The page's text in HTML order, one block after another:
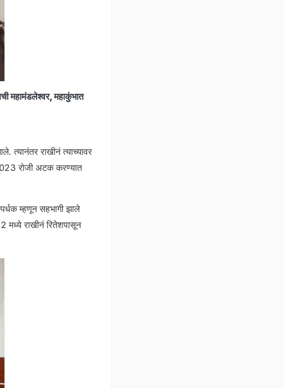
महामंडलेश्वर, महाकुंभात
त्यानंतर राखीनं त्याच्यावर
रोजी अटक करण्यात
म्हणून सहभागी झाले
मध्ये राखीनं रितेशपासून